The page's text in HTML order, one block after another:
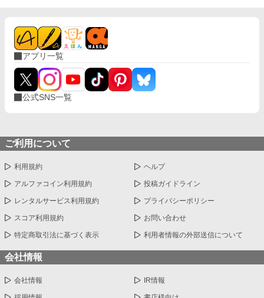
アプリ一覧
公式SNS一覧
ご利用について
利用規約 ヘルプ
アルファコイン利用規約 投稿ガイドライン
レンタルサービス利用規約 プライバシーポリシー
スコア利用規約 お問い合わせ
特定商取引法に基づく表示 利用者情報の外部送信について
会社情報
会社情報 IR情報